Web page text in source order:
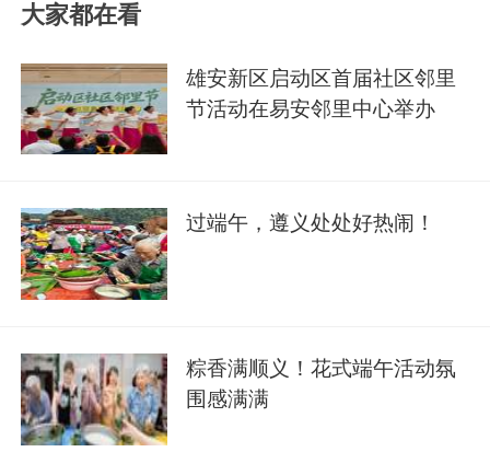
大家都在看
雄安新区启动区首届社区邻里
节活动在易安邻里中心举办
过端午，遵义处处好热闹！
粽香满顺义！花式端午活动氛
围感满满